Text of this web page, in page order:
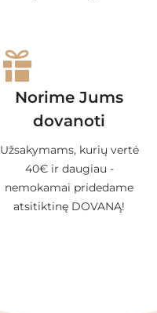
Norime Jums
dovanoti
Užsakymams, kurių vertė
40€ ir daugiau -
nemokamai pridedame
atsitiktinę DOVANĄ!